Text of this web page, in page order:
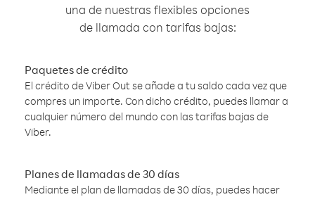
una de nuestras flexibles opciones
de llamada con tarifas bajas:
Paquetes de crédito
El crédito de Viber Out se añade a tu saldo cada vez que
compres un importe. Con dicho crédito, puedes llamar a
cualquier número del mundo con las tarifas bajas de
Viber.
Planes de llamadas de 30 días
Mediante el plan de llamadas de 30 días, puedes hacer